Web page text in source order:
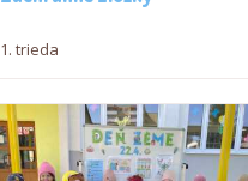
1. trieda